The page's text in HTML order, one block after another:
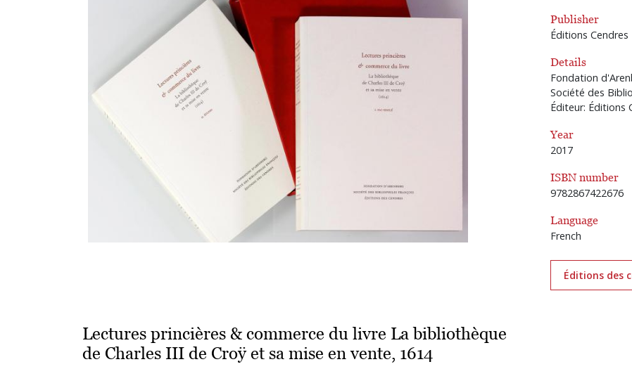
Publisher
Éditions Cendres
Details
Fondation
Société des
Éditeur: Éditions
Year
2017
ISBN number
9782867422676
Language
French
Éditions des
Lectures princières & commerce du livre La bibliothèque
de Charles III de Croÿ et sa mise en vente, 1614